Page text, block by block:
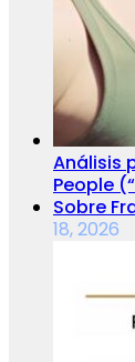
Análisis
People
Sobre
18, 2026